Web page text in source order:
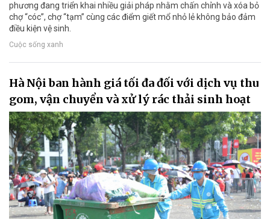
phương đang triển khai nhiều giải pháp nhằm chấn chỉnh và xóa bỏ
chợ “cóc”, chợ “tạm” cùng các điểm giết mổ nhỏ lẻ không bảo đảm
điều kiện vệ sinh.
Cuộc sống xanh
Hà Nội ban hành giá tối đa đối với dịch vụ thu
gom, vận chuyển và xử lý rác thải sinh hoạt